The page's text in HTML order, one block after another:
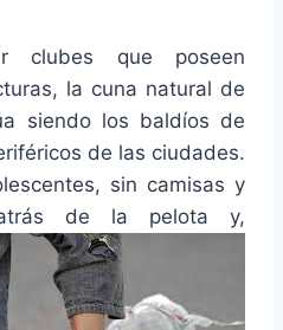
clubes que poseen
la cuna natural de
siendo los baldíos de
de las ciudades.
sin camisas y
de la pelota y,